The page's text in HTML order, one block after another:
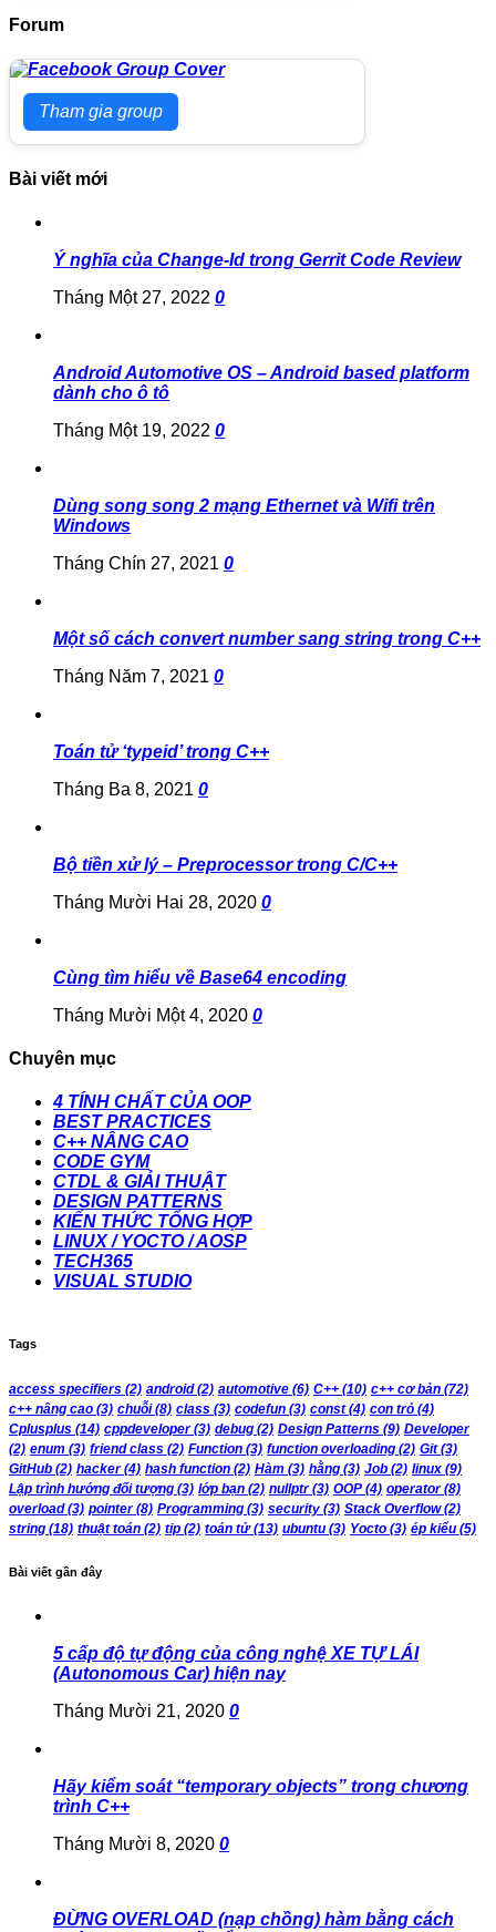
Forum
Tham gia group
Bài viết mới
Ý nghĩa của Change-Id trong Gerrit Code Review
Tháng Một 27, 2022 0
Android Automotive OS – Android based platform
dành cho ô tô
Tháng Một 19, 2022 0
Dùng song song 2 mạng Ethernet và Wifi trên
Windows
Tháng Chín 27, 2021 0
Một số cách convert number sang string trong C++
Tháng Năm 7, 2021 0
Toán tử ‘typeid’ trong C++
Tháng Ba 8, 2021 0
Bộ tiền xử lý – Preprocessor trong C/C++
Tháng Mười Hai 28, 2020 0
Cùng tìm hiểu về Base64 encoding
Tháng Mười Một 4, 2020 0
Chuyên mục
4 TÍNH CHẤT CỦA OOP
BEST PRACTICES
C++ NÂNG CAO
CODE GYM
CTDL & GIẢI THUẬT
DESIGN PATTERNS
KIẾN THỨC TỔNG HỢP
LINUX / YOCTO / AOSP
TECH365
VISUAL STUDIO
Tags
access specifiers (2) android(2) automotive (6) C++ (10) c++ cơ bản (72)
c++ nâng cao (3) chuỗi(8) class (3) codefun (3) const(4) con trỏ (4)
Cplusplus (14) cppdeveloper(3) debug (2) Design Patterns (9) Developer
(2) enum (3) friend class (2) Function (3) function overloading (2) Git(3)
GitHub (2) hacker(4) hash function (2) Hàm (3) hằng (3) Job (2) linux (9)
Lập trình hướng đối tượng (3) lớp bạn (2) nullptr(3) OOP (4) operator(8)
overload(3) pointer(8) Programming (3) security (3) Stack Overflow(2)
string (18) thuật toán (2) tip (2) toán tử(13) ubuntu (3) Yocto (3) ép kiểu (5)
Bài viết gần đây
5 cấp độ tự động của công nghệ XE TỰ LÁI
(Autonomous Car) hiện nay
Tháng Mười 21, 2020 0
Hãy kiểm soát “temporary objects” trong chương
trình C++
Tháng Mười 8, 2020 0
ĐỪNG OVERLOAD (nạp chồng) hàm bằng cách